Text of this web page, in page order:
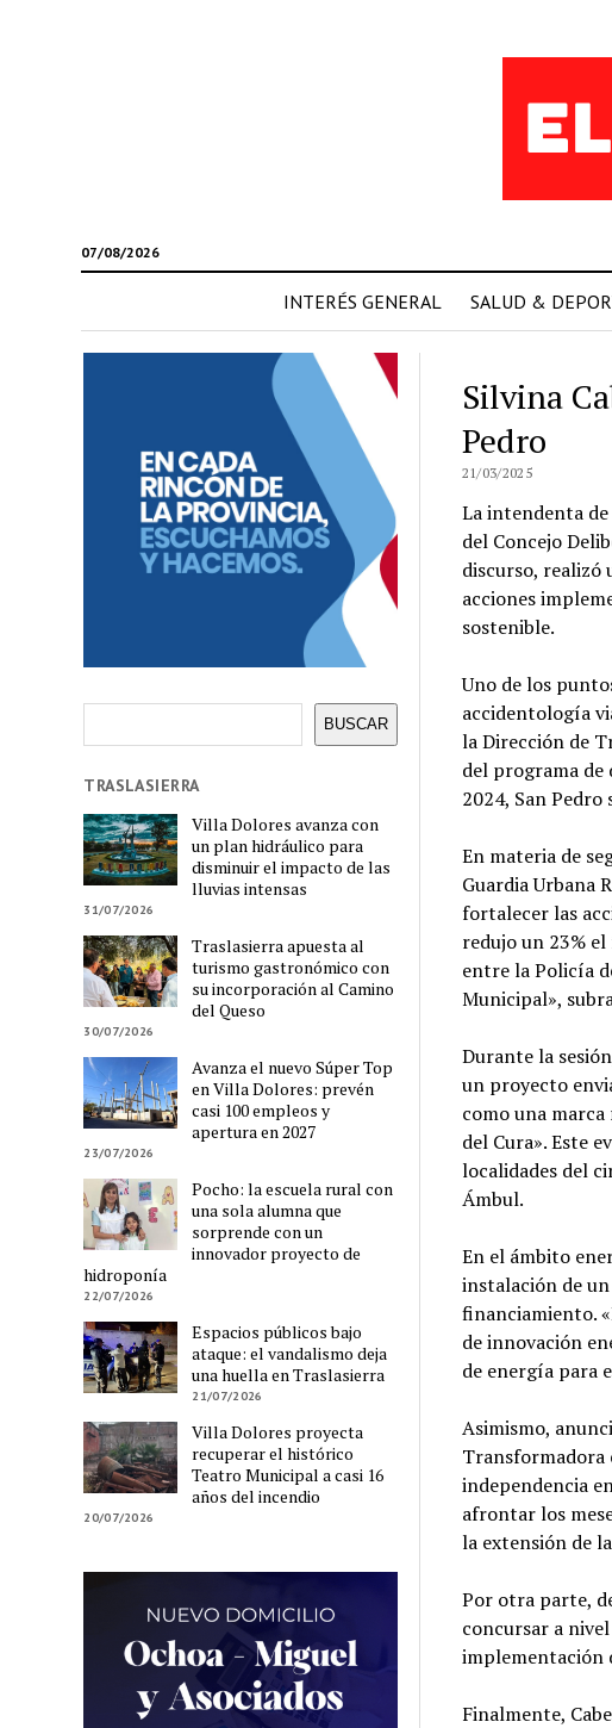
07/08/2026
INTERÉS GENERAL SALUD &
BUSCAR
TRASLASIERRA
Villa Dolores avanza con
un plan hidráulico para
disminuir el impacto de las
lluvias intensas
31/07/2026
Traslasierra apuesta al
turismo gastronómico con
su incorporación al Camino
del Queso
30/07/2026
Avanza el nuevo Súper Top
en Villa Dolores: prevén
casi 100 empleos y
apertura en 2027
23/07/2026
Pocho: la escuela rural con
una sola alumna que
sorprende con un
innovador proyecto de
hidroponía
22/07/2026
Espacios públicos bajo
ataque: el vandalismo deja
una huella en Traslasierra
21/07/2026
Villa Dolores proyecta
recuperar el histórico
Teatro Municipal a casi 16
años del incendio
20/07/2026
Silvina
Pedro
21/03/2025
La intendenta de
del Concejo
discurso, realizó
acciones
sostenible.
Uno de los
accidentología
la Dirección de
del programa de
2024, San
En materia de
Guardia Urbana
fortalecer las
redujo un 23%
entre la Policía
Municipal»,
Durante la
un proyecto
como una
del Cura». Este
localidades del
Ámbul.
En el ámbito
instalación de
financiamiento.
de innovación
de energía para
Asimismo,
Transformadora
independencia
afrontar los
la extensión de
Por otra parte,
concursar a
implementación
Finalmente,